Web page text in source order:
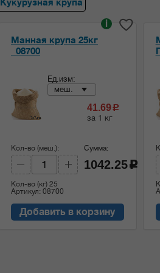
Кукурузная крупа
Манная крупа 25кг
_08700
i
Ед.изм:
меш.
41.69c
за 1 кг
Кол-во (меш.):
Кол-во (кг) 25
Артикул: 08700
Сумма:
1042.25 c
Добавить в корзину